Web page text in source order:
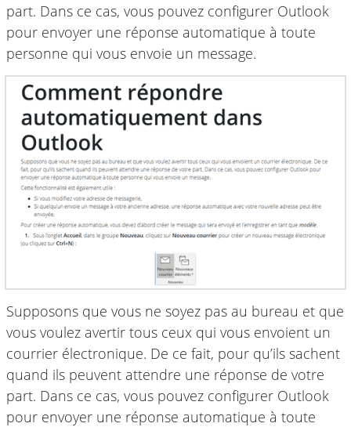
part. Dans ce cas, vous pouvez configurer Outlook
pour envoyer une réponse automatique à toute
personne qui vous envoie un message.
Supposons que vous ne soyez pas au bureau et que
vous voulez avertir tous ceux qui vous envoient un
courrier électronique. De ce fait, pour qu’ils sachent
quand ils peuvent attendre une réponse de votre
part. Dans ce cas, vous pouvez configurer Outlook
pour envoyer une réponse automatique à toute